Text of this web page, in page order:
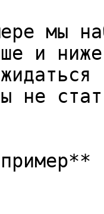
мы
и
не